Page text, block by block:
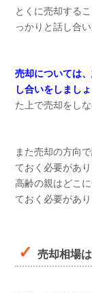
とくに売却する
っかりと話し合
売却については
し合いをしましょ
た上で売却をし
また売却の方向
ておく必要があ
高齢の親はどこ
ておく必要があり
売却相場